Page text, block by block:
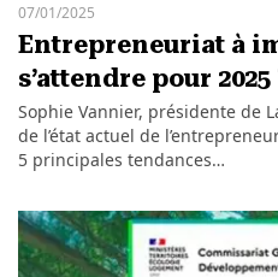
07/01/2025
Entrepreneuriat à
s’attendre pour 2025
Sophie Vannier, présidente de
de l’état actuel de
5 principales tendances…